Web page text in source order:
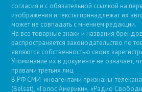
согласия и с обязательной ссылкой на
изображения и тексты принадлежат их
может не совпадать с мнением редакции.
На все товарные знаки и названия
распространяется законодательство по
являются собственностью своих
Упоминание их в документе не означает,
правами третьих лиц.
В РФ СМИ-иноагентами признаны:
(Belsat), «Голос Америки», «Радио